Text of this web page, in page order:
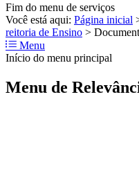
Fim do menu de serviços
Você está aqui: Página inicial
reitoria de Ensino >
Menu
Início do menu principal
Menu de